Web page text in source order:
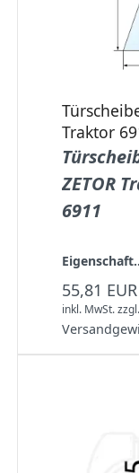
Traktor
ZETOR
6911
55,81 EUR
inkl. MwSt.zzgl.